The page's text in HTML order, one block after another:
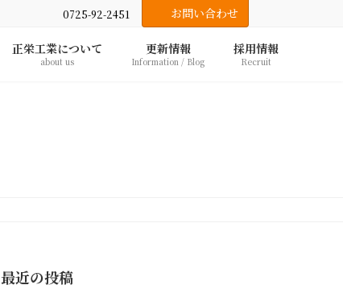
0725-92-2451 お問い合わせ
正栄工業について
about us
更新情報
Information / Blog
採用情報
Recruit
最近の投稿